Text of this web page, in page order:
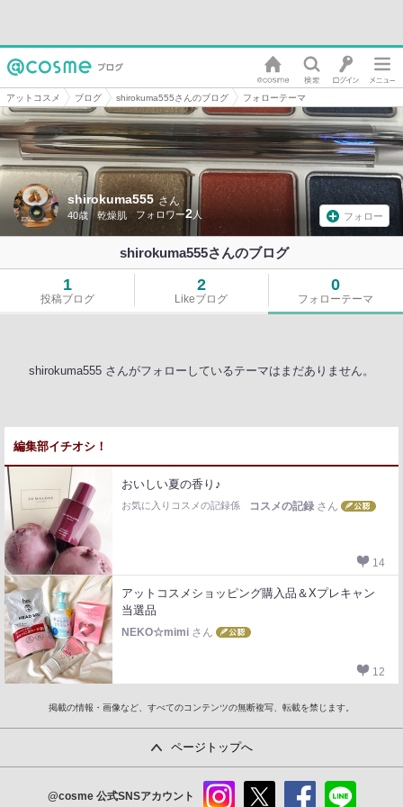
アットコスメ ブログ shirokuma555さんのブログ フォローテーマ
shirokuma555 さん
40歳 乾燥肌 2 フォロー
shirokuma555さんのブログ
1
投稿ブログ
2
Likeブログ
0
フォローテーマ
shirokuma555 さんがフォローしているテーマはまだありません。
編集部イチオシ！
おいしい夏の香り♪
お気に入りコスメの記録係 コスメの記録 さん
14
アットコスメショッピング購入品＆Xプレキャン
当選品
NEKO☆mimi さん
12
掲載の情報・画像など、すべてのコンテンツの無断複写、転載を禁じます。
ページトップへ
@cosme 公式SNSアカウント